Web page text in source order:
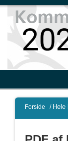
Forside / Hele